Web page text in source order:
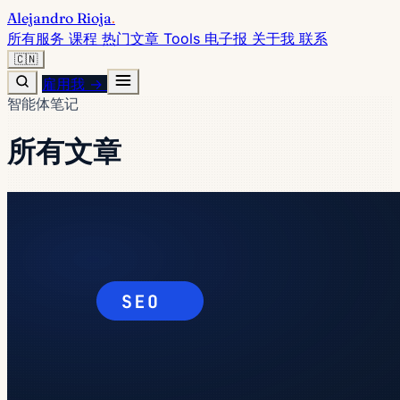
Alejandro Rioja.
所有服务 课程 热门文章 Tools 电子报 关于我 联系
🇨🇳
雇用我 →
智能体笔记
所有文章